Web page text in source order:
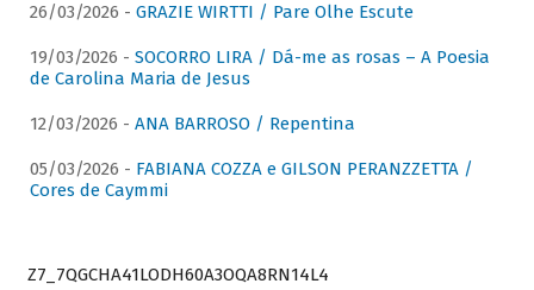
26/03/2026 - GRAZIE WIRTTI / Pare Olhe Escute
19/03/2026 - SOCORRO LIRA / Dá-me as rosas – A Poesia
de Carolina Maria de Jesus
12/03/2026 - ANA BARROSO / Repentina
05/03/2026 - FABIANA COZZA e GILSON PERANZZETTA /
Cores de Caymmi
Z7_7QGCHA41LODH60A3OQA8RN14L4